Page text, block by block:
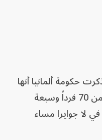
حكومة ألمانيا أنها
أرسلت فريقين للإنقاذ يتألفان من 70 فرداً وسبعة
لا جوايرا مساء